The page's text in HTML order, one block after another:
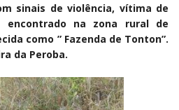
sinais de violência, vítima de
encontrado na zona rural de
como ” Fazenda de Tonton”.
da Peroba.